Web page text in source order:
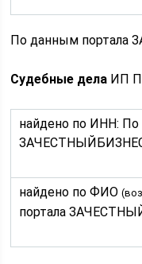
По данным
Судебные дела ИП
найдено по ИНН:
найдено по ФИО
портала